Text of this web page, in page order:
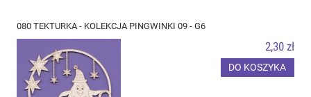
080 TEKTURKA - KOLEKCJA PINGWINKI 09 - G6
2,30 zł
DO KOSZYKA